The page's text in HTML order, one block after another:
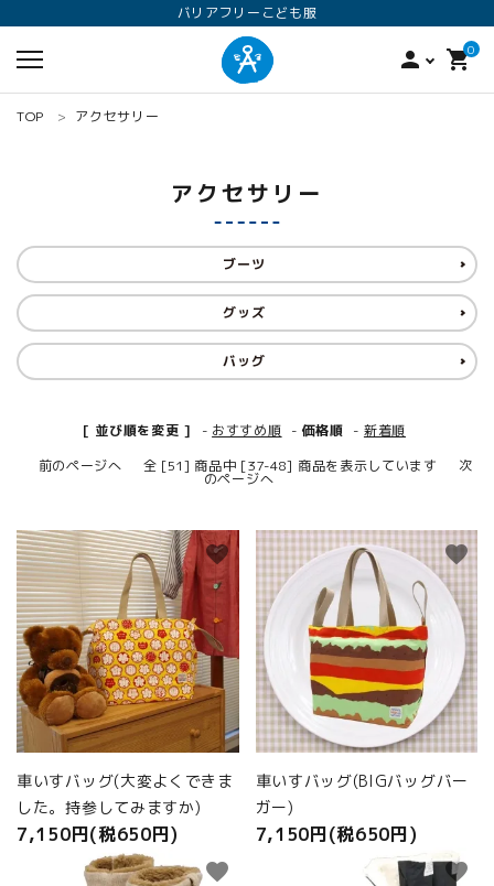
バリアフリーこども服
person 0
shopping_cart
search
ロンパース オプション加工 160
ANGEL KIDS WEARのこだわり
ACCOUNT MENU
ようこそ ゲスト 様
meeting_room ログイン person 新規会員登録
TOP アクセサリー
アクセサリー
ブーツ
グッズ
バッグ
[ 並び順を変更 ] - おすすめ順 - 価格順 - 新着順
前のページへ
全 [51] 商品中 [37-48] 商品を表示しています 次
のページへ
車いすバッグ(大変よくできま
した。持参してみますか)
7,150円(税650円)
favorite
車いすバッグ(BIGバッグバー
ガー)
7,150円(税650円)
favorite
favorite favorite